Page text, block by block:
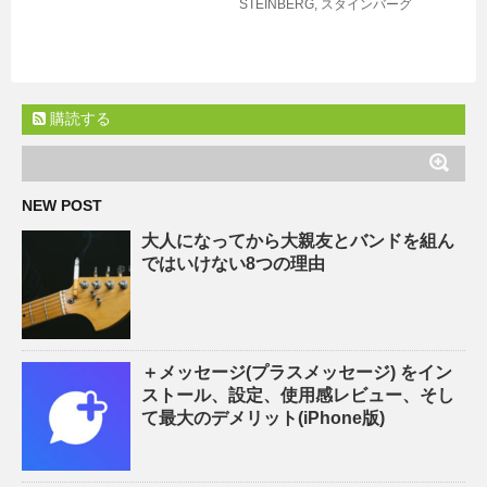
STEINBERG, スタインバーグ
購読する
NEW POST
大人になってから大親友とバンドを組ん
ではいけない8つの理由
＋メッセージ(プラスメッセージ) をイン
ストール、設定、使用感レビュー、そし
て最大のデメリット(iPhone版)